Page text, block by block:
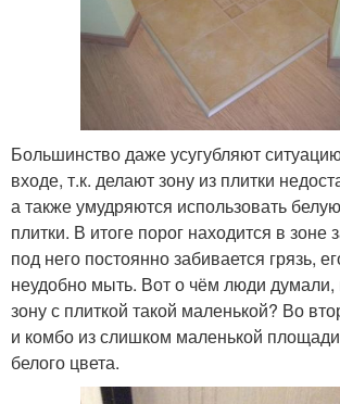
Большинство даже усугубляют
входе, т.к. делают зону из плитки
а также умудряются использовать
плитки. В итоге порог находится в зоне
под него постоянно забивается грязь,
неудобно мыть. Вот о чём люди думали,
зону с плиткой такой маленькой? Во
и комбо из слишком маленькой площади
белого цвета.